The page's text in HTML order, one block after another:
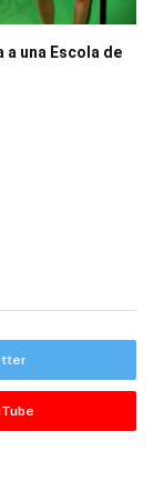
una Escola de